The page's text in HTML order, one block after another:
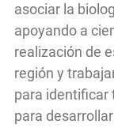
asociar la
apoyando a
realización de
región y
para identificar
para